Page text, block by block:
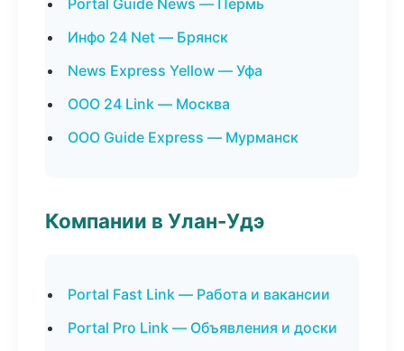
Portal Guide News — Пермь
Инфо 24 Net — Брянск
News Express Yellow — Уфа
ООО 24 Link — Москва
ООО Guide Express — Мурманск
Компании в Улан-Удэ
Portal Fast Link — Работа и вакансии
Portal Pro Link — Объявления и доски